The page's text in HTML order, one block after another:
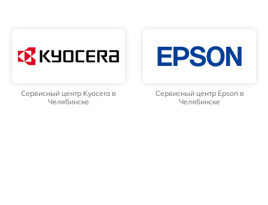
Сервисный центр Kyocera в
Челябинске
Сервисный центр Epson в
Челябинске